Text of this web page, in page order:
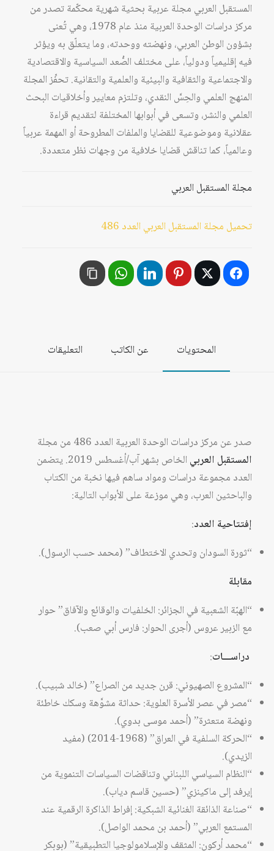
المستقبل العربي مجلة عربية بحثية شهرية محكّمة تصدر من
مركز دراسات الوحدة العربية منذ عام 1978، وهي تُعنى
بشؤون الوطن العربي، ونهضته ووحدته، وما يتعلّق به ويؤثر
فيه إقليمياً ودولياً، على مختلف الصُّعد السياسية والاقتصادية
والاجتماعية والثقافية والبيئية والعلمية والتقانية. تحفِّز المجلة
المنهج العلمي والحِسَّ النقدي، وتلتزم معايير وأخلاقيات البحث
العلمي والنشر، وتسعى في أبوابها المختلفة لتقديم قراءة
عقلانية وموضوعية للقضايا والملفات المطروحة أو المهمة عربياً
وعالمياً، كما تناقش قضايا خلافية من وجهات نظر متعددة.
مجلة المستقبل العربي
تحميل مجلة المستقبل العربي العدد 486
المحتويات عن الكاتب التعليقات
صدر عن مركز دراسات الوحدة العربية العدد 486 من مجلة
المستقبل العربي
الخاص بشهر آب/أغسطس 2019. يتضمن
العدد مجموعة دراسات ومواد ساهم فيها نخبة من الكتاب
والباحثين العرب، وهي موزعة على الأبواب التالية:
إفتتاحية العدد:
“ثورة السودان وتحدي الاختطاف” (محمد حسب الرسول).
مقابلة
“الهبّة الشعبية في الجزائر: الخلفيات والوقائع والآفاق” حوار
مع الزبير عروس (أجرى الحوار: فارس أبي صعب).
دراســـات:
“المشروع الصهيوني: قرن جديد من الصراع” (خالد شبيب).
“مصر في عصر الأسرة العلوية: حداثة مشوَّهة وسكك خاطئة
ونهضة متعثرة” (أحمد موسى بدوي).
“الحركة السلفية في العراق” (1968-2014) (مفيد
الزيدي).
“النظام السياسي اللبناني وتناقضات السياسات التنموية من
إيرفد إلى ماكينزي” (حسين قاسم دياب).
“صناعة الذائقة الغنائية الشبكية: إفراط الذاكرة الرقمية عند
المستمع العربي” (أحمد بن محمد الواصل).
“محمد أركون: المثقف والإسلامولوجيا التطبيقية” (بوبكر